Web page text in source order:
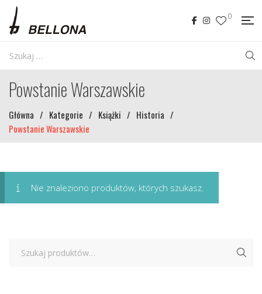
0
Powstanie Warszawskie
Główna / Kategorie / Książki / Historia /
Powstanie Warszawskie
Nie znaleziono produktów, których szukasz.